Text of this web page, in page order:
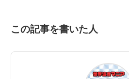
この記事を書いた人